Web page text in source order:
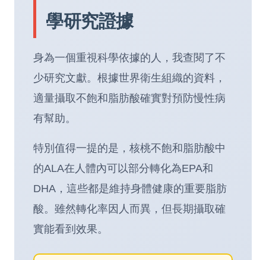
學研究證據
身為一個重視科學依據的人，我查閱了不
少研究文獻。根據世界衛生組織的資料，
適量攝取不飽和脂肪酸確實對預防慢性病
有幫助。
特別值得一提的是，核桃不飽和脂肪酸中
的ALA在人體內可以部分轉化為EPA和
DHA，這些都是維持身體健康的重要脂肪
酸。雖然轉化率因人而異，但長期攝取確
實能看到效果。